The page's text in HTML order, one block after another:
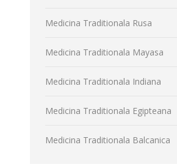
Medicina Traditionala Rusa
Medicina Traditionala Mayasa
Medicina Traditionala Indiana
Medicina Traditionala Egipteana
Medicina Traditionala Balcanica